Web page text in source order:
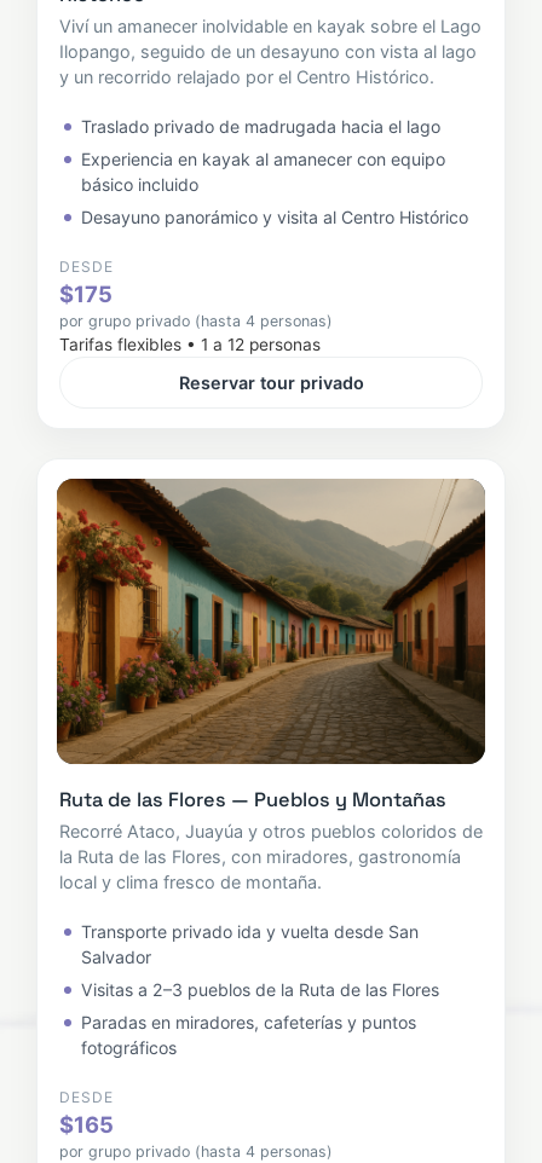
Viví un amanecer inolvidable en kayak sobre el Lago
Ilopango, seguido de un desayuno con vista al lago
y un recorrido relajado por el Centro Histórico.
Traslado privado de madrugada hacia el lago
Experiencia en kayak al amanecer con equipo
básico incluido
Desayuno panorámico y visita al Centro Histórico
DESDE
$175
por grupo privado (hasta 4 personas)
Tarifas flexibles • 1 a 12 personas
Reservar tour privado
Ruta de las Flores — Pueblos y Montañas
Recorré Ataco, Juayúa y otros pueblos coloridos de
la Ruta de las Flores, con miradores, gastronomía
local y clima fresco de montaña.
Transporte privado ida y vuelta desde San
Salvador
Visitas a 2–3 pueblos de la Ruta de las Flores
Paradas en miradores, cafeterías y puntos
fotográficos
DESDE
$165
por grupo privado (hasta 4 personas)